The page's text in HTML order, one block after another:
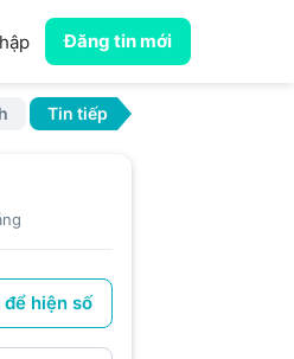
Đăng tin mới
Tin tiếp
để hiện số